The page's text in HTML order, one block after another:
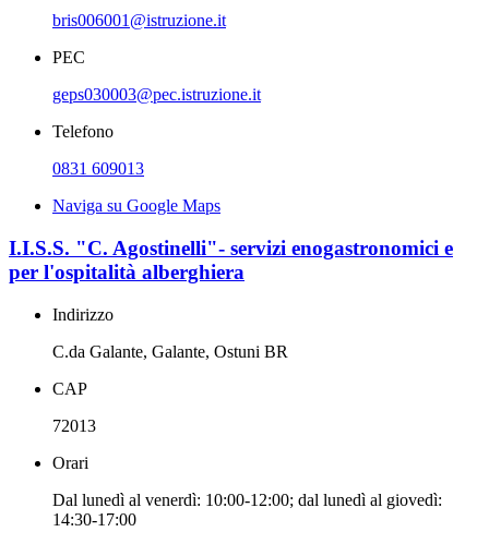
bris006001@istruzione.it
PEC
geps030003@pec.istruzione.it
Telefono
0831 609013
Naviga su Google Maps
I.I.S.S. "C. Agostinelli"- servizi enogastronomici e
per l'ospitalità alberghiera
Indirizzo
C.da Galante, Galante, Ostuni BR
CAP
72013
Orari
Dal lunedì al venerdì: 10:00-12:00; dal lunedì al giovedì:
14:30-17:00